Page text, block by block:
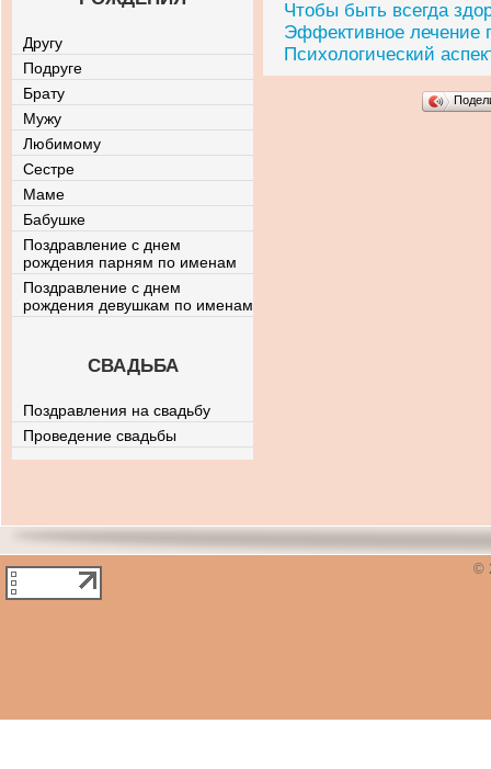
Чтобы быть всегда
Эффективное лечение
Психологический
Другу
Подруге
Брату
Мужу
Любимому
Сестре
Маме
Бабушке
Поздравление с днем
рождения парням по именам
Поздравление с днем
рождения девушкам по именам
СВАДЬБА
Поздравления на свадьбу
Проведение свадьбы
©